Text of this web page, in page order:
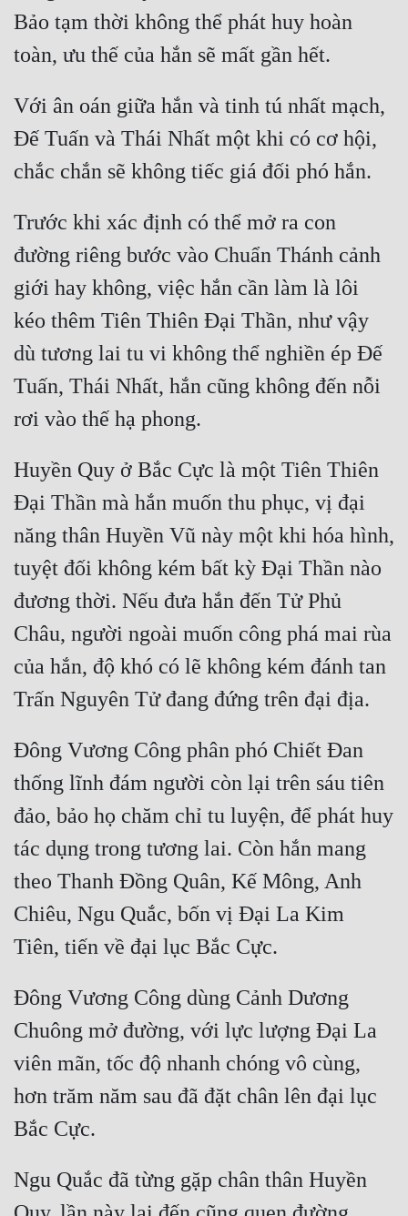
Bảo tạm thời không thể phát huy hoàn
Với ân oán giữa hắn và tinh tú nhất mạch,
Đế Tuấn và Thái Nhất một khi có cơ hội,
Trước khi xác định có thể mở ra con
đường riêng bước vào Chuẩn Thánh cảnh
giới hay không, việc hắn cần làm là lôi
kéo thêm Tiên Thiên Đại Thần, như vậy
dù tương lai tu vi không thể nghiền ép Đế
Tuấn, Thái Nhất, hắn cũng không đến nỗi
Huyền Quy ở Bắc Cực là một Tiên Thiên
Đại Thần mà hắn muốn thu phục, vị đại
năng thân Huyền Vũ này một khi hóa hình,
tuyệt đối không kém bất kỳ Đại Thần nào
đương thời. Nếu đưa hắn đến Tử Phủ
Châu, người ngoài muốn công phá mai rùa
của hắn, độ khó có lẽ không kém đánh tan
Đông Vương Công phân phó Chiết Đan
thống lĩnh đám người còn lại trên sáu tiên
đảo, bảo họ chăm chỉ tu luyện, để phát huy
tác dụng trong tương lai. Còn hắn mang
theo Thanh Đồng Quân, Kế Mông, Anh
Chiêu, Ngu Quắc, bốn vị Đại La Kim
Đông Vương Công dùng Cảnh Dương
Chuông mở đường, với lực lượng Đại La
viên mãn, tốc độ nhanh chóng vô cùng,
hơn trăm năm sau đã đặt chân lên đại lục
Ngu Quắc đã từng gặp chân thân Huyền